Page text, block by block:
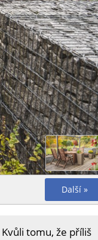
Další »
tomu, že příliš